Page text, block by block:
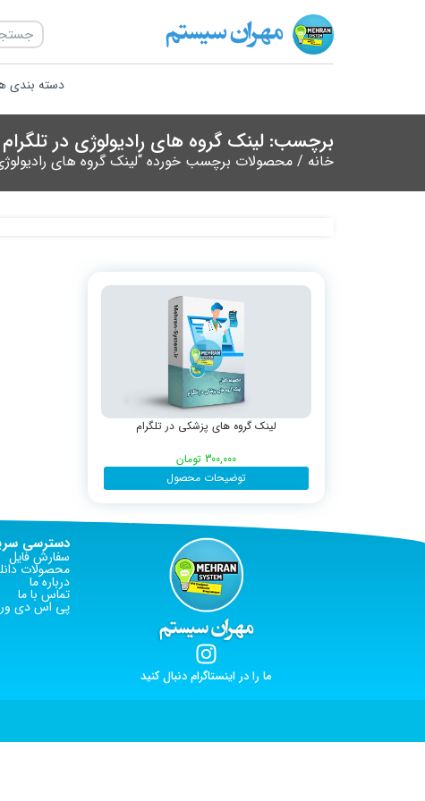
دسته بندی
برچسب: لینک گروه های رادیولوژی در تلگرام
خانه / محصولات برچسب خورده “لینک گروه های رادیولوژی
لینک گروه های پزشکی در تلگرام
300,000 تومان
توضیحات محصول
ما را در اینستاگرام دنبال کنید
دسترسی
سفارش فایل
محصولات
درباره ما
تماس با ما
پی اس دی